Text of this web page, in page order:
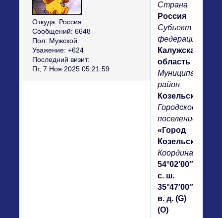
Откуда: Россия
Сообщений: 6648
Пол: Мужской
Уважение: +624
Последний визит:
Пт, 7 Ноя 2025 05:21:59
Страна
Россия
Субъект
федерации
Калужская
область
Муниципальный
район
Козельский
Городское
поселение
«Город
Козельск»
Координаты
54°02′00″
с. ш.
35°47′00″
в. д. (G)
(O)